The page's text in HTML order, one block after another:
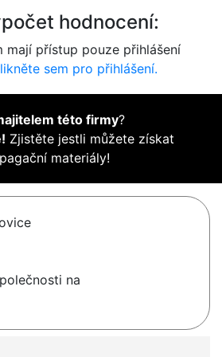
hodnocení:
mají přístup pouze přihlášení
sem pro přihlášení.
této firmy?
Zjistěte jestli můžete získat
materiály!
na